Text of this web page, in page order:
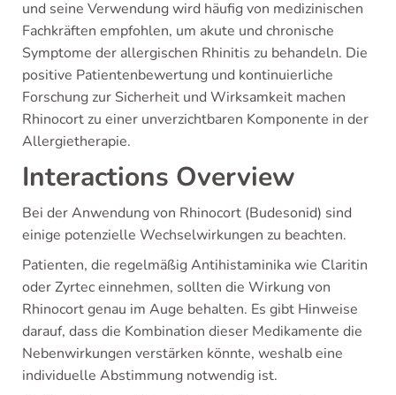
und seine Verwendung wird häufig von medizinischen
Fachkräften empfohlen, um akute und chronische
Symptome der allergischen Rhinitis zu behandeln. Die
positive Patientenbewertung und kontinuierliche
Forschung zur Sicherheit und Wirksamkeit machen
Rhinocort zu einer unverzichtbaren Komponente in der
Allergietherapie.
Interactions Overview
Bei der Anwendung von Rhinocort (Budesonid) sind
einige potenzielle Wechselwirkungen zu beachten.
Patienten, die regelmäßig Antihistaminika wie Claritin
oder Zyrtec einnehmen, sollten die Wirkung von
Rhinocort genau im Auge behalten. Es gibt Hinweise
darauf, dass die Kombination dieser Medikamente die
Nebenwirkungen verstärken könnte, weshalb eine
individuelle Abstimmung notwendig ist.